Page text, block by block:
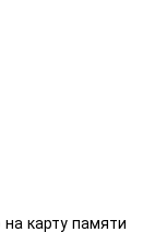
карту памяти